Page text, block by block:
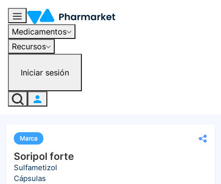
Medicamentos
Recursos
Iniciar sesión
Marca
Soripol forte
Sulfametizol
Cápsulas